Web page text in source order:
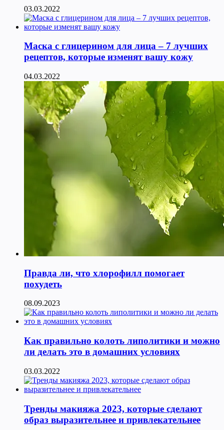
03.03.2022
Маска с глицерином для лица – 7 лучших
рецептов, которые изменят вашу кожу
04.03.2022
Правда ли, что хлорофилл помогает
похудеть
08.09.2023
Как правильно колоть липолитики и можно
ли делать это в домашних условиях
03.03.2022
Тренды макияжа 2023, которые сделают
образ выразительнее и привлекательнее